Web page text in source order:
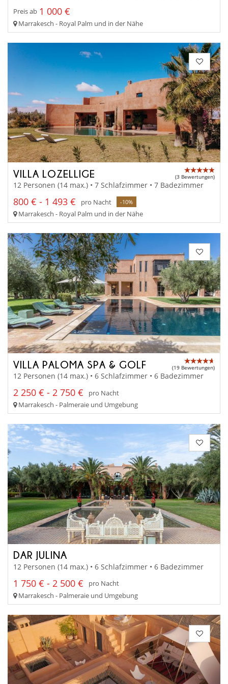
Preis ab 1 000 €
Marrakesch - Royal Palm und in der Nähe
VILLA LOZELLIGE (3 Bewertungen)
12 Personen (14 max.) • 7 Schlafzimmer • 7 Badezimmer
800 € - 1 493 € pro Nacht -10%
Marrakesch - Royal Palm und in der Nähe
VILLA PALOMA SPA & GOLF (19 Bewertungen)
12 Personen (14 max.) • 6 Schlafzimmer • 6 Badezimmer
2 250 € - 2 750 €
pro Nacht
Marrakesch - Palmeraie und Umgebung
DAR JULINA
12 Personen (14 max.) • 6 Schlafzimmer • 6 Badezimmer
1 750 € - 2 500 €
pro Nacht
Marrakesch - Palmeraie und Umgebung